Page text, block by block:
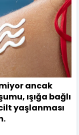
ancak
ışığa bağlı
yaşlanması